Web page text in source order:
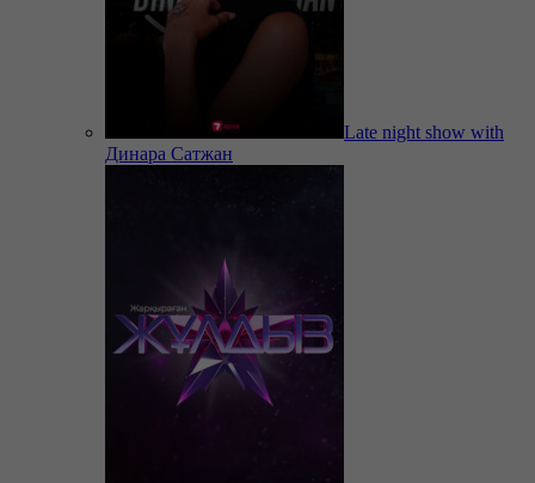
Late night show with
Динара Сатжан